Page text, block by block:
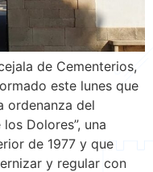
de Cementerios,
este lunes que
ordenanza del
Dolores”, una
de 1977 y que
y regular con